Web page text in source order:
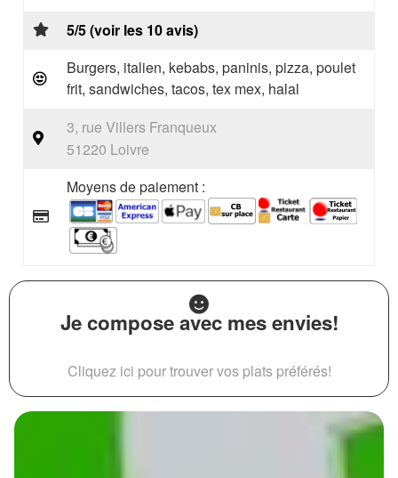
5/5 (voir les 10 avis)
Burgers, italien, kebabs, paninis, pizza, poulet
frit, sandwiches, tacos, tex mex, halal
3, rue Villers Franqueux
51220 Loivre
Moyens de paiement :
Je compose avec mes envies!
Cliquez ici pour trouver vos plats préférés!